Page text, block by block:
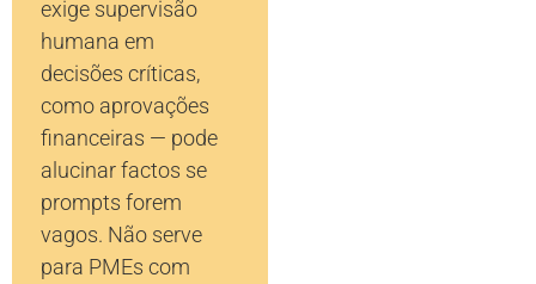
exige supervisão
humana em
decisões críticas,
como aprovações
financeiras — pode
alucinar factos se
prompts forem
vagos. Não serve
para PMEs com